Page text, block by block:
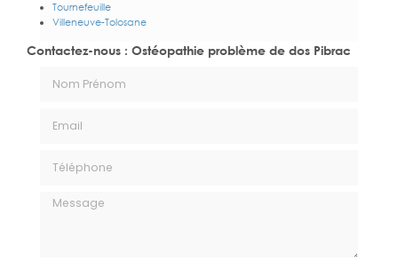
Tournefeuille
Villeneuve-Tolosane
Contactez-nous : Ostéopathie problème de dos Pibrac
Message